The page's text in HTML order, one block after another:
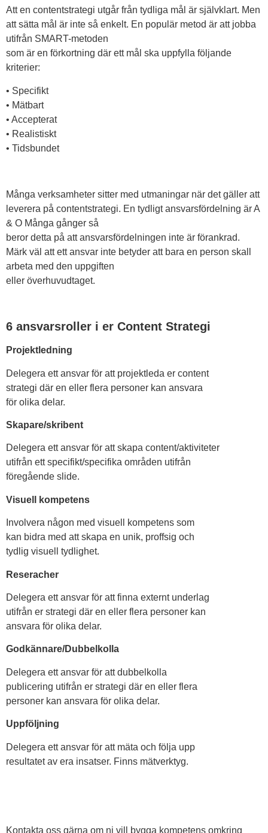
Att en contentstrategi utgår från tydliga mål är självklart. Men
att sätta mål är inte så enkelt. En populär metod är att jobba
utifrån SMART-metoden
som är en förkortning där ett mål ska uppfylla följande
kriterier:
• Specifikt
• Mätbart
• Accepterat
• Realistiskt
• Tidsbundet
Många verksamheter sitter med utmaningar när det gäller att
leverera på contentstrategi. En tydligt ansvarsfördelning är A
& O Många gånger så
beror detta på att ansvarsfördelningen inte är förankrad.
Märk väl att ett ansvar inte betyder att bara en person skall
arbeta med den uppgiften
eller överhuvudtaget.
6 ansvarsroller i er Content Strategi
Projektledning
Delegera ett ansvar för att projektleda er content
strategi där en eller flera personer kan ansvara
för olika delar.
Skapare/skribent
Delegera ett ansvar för att skapa content/aktiviteter
utifrån ett specifikt/specifika områden utifrån
föregående slide.
Visuell kompetens
Involvera någon med visuell kompetens som
kan bidra med att skapa en unik, proffsig och
tydlig visuell tydlighet.
Reseracher
Delegera ett ansvar för att finna externt underlag
utifrån er strategi där en eller flera personer kan
ansvara för olika delar.
Godkännare/Dubbelkolla
Delegera ett ansvar för att dubbelkolla
publicering utifrån er strategi där en eller flera
personer kan ansvara för olika delar.
Uppföljning
Delegera ett ansvar för att mäta och följa upp
resultatet av era insatser. Finns mätverktyg.
Kontakta oss gärna om ni vill bygga kompetens omkring